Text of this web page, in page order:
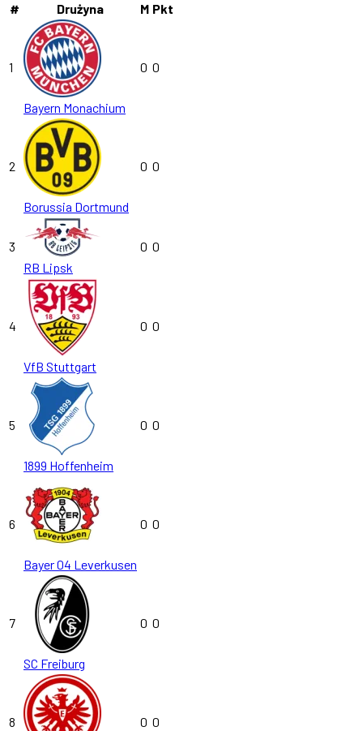
#
Drużyna M Pkt
1
Bayern Monachium
0 0
2
Borussia Dortmund
0 0
3
RB Lipsk
0 0
4
VfB Stuttgart
0 0
5
1899 Hoffenheim
0 0
6
Bayer 04 Leverkusen
0 0
7
SC Freiburg
0 0
8 0 0